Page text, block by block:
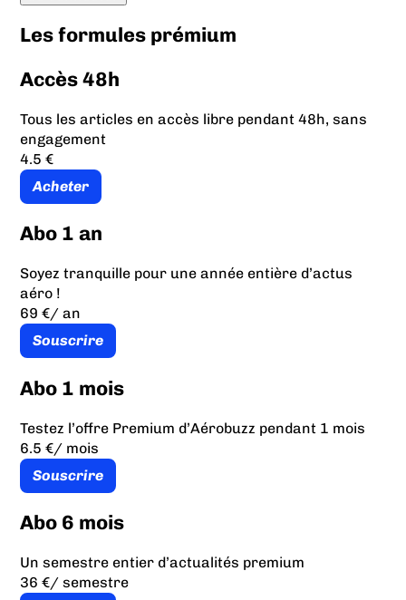
Les formules prémium
Accès 48h
Tous les articles en accès libre pendant 48h, sans
engagement
4.5 €
Acheter
Abo 1 an
Soyez tranquille pour une année entière d’actus
aéro !
69 €/ an
Souscrire
Abo 1 mois
Testez l’offre Premium d’Aérobuzz pendant 1 mois
6.5 €/ mois
Souscrire
Abo 6 mois
Un semestre entier d’actualités premium
36 €/ semestre